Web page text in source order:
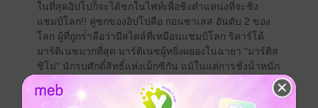
ในที่สุดอิปโปก็จะได้ชกในไฟท์เพื่อชิงตําแหน่งที่จะชิง
แชมป์โลก!! คู่ชกของอิปโปคือ กอนซาเลส อันดับ 2 ของ
โลก ผู้ที่ถูกร่ําลือว่ามีสไตล์ที่เหมือนแชมป์โลก ริคาร์โด้
มาร์ติเนซมากที่สุด มาร์ติเนซผู้หยิ่งผยองในฉายา "มาร์ติส
ชิโม่" นักรบศักดิ์สิทธิ์แห่งเม็กซิกัน แม้ในแค่การชั่งน้ําหนัก
เขาก็ได้แสดงให้เห็นความมั่นใจที่จะชนะของเขาแล้ว!!